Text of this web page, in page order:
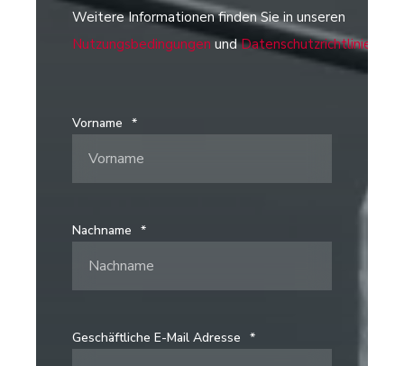
Weitere Informationen finden Sie in unseren
Nutzungsbedingungen undDatenschutzrichtlinien
Vorname *
Nachname *
Geschäftliche E-Mail Adresse *